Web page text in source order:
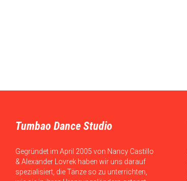
Tumbao Dance Studio
Gegründet im April 2005 von Nancy Castillo
& Alexander Lovrek haben wir uns darauf
spezialisiert, die Tänze so zu unterrichten,